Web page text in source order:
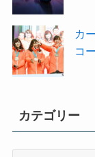
カ
コ
カテゴリー